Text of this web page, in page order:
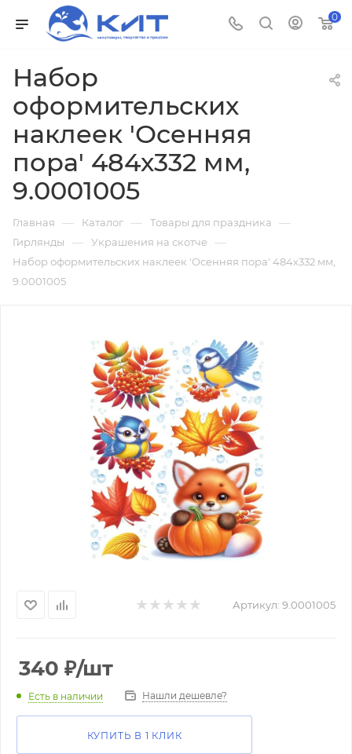
0
Набор
оформительских
наклеек 'Осенняя
пора' 484х332 мм,
9.0001005
Главная — Каталог — Товары для праздника —
Гирлянды — Украшения на скотче —
Набор оформительских наклеек 'Осенняя пора' 484х332 мм,
9.0001005
Артикул: 9.0001005
340 ₽/шт
Есть в наличии Нашли дешевле?
КУПИТЬ В 1 КЛИК